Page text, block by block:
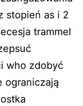
stopień as i 2
trammel
who zdobyć
ograniczają